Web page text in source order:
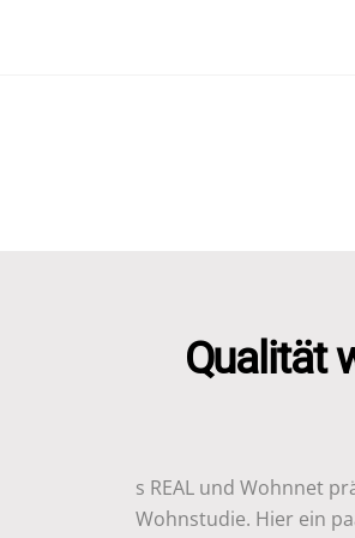
Qualität
s REAL und Wohnnet
Wohnstudie. Hier ein